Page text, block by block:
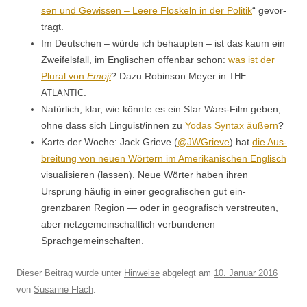
sen und Gewis­sen – Leere Floskeln in der Poli­tik“ gevor­
tragt.
Im Deutschen – würde ich behaupten – ist das kaum ein
Zweifels­fall, im Englis­chen offen­bar schon: was ist der
Plur­al von Emo­ji? Dazu Robin­son Mey­er in THE
ATLANTIC
Natür­lich, klar, wie kön­nte es ein Star Wars-Film geben,
ohne dass sich Linguist/innen zu Yodas Syn­tax äußern?
Karte der Woche: Jack Grieve (@JWGrieve) hat die Aus­
bre­itung von neuen Wörtern im Amerikanis­chen Englisch
visu­al­isieren (lassen). Neue Wörter haben ihren
Ursprung häu­fig in ein­er geografis­chen gut ein­
grenzbaren Region — oder in geografisch ver­streuten,
aber net­zge­mein­schaftlich ver­bun­de­nen
Sprachgemeinschaften.
Dieser Beitrag wurde unter Hinweise abgelegt am 10. Januar 2016
von Susanne Flach